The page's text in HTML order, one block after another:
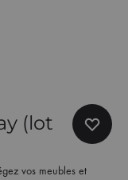
(lot
vos meubles et